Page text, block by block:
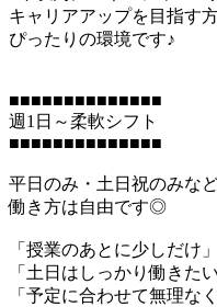
キャリアアップを目指す
ぴったりの環境です♪
■■■■■■■■■■■■■■
週1日～柔軟シフト
■■■■■■■■■■■■■■
平日のみ・土日祝のみなど
働き方は自由です◎
「授業のあとに少しだけ」
「土日はしっかり働きたい
「予定に合わせて無理な